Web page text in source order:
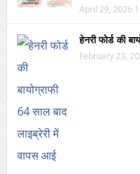
April 29, 2026
हेनरी फोर्ड की
February 23,